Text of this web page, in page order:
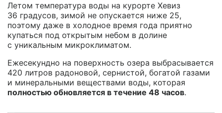
Летом температура воды на курорте Хевиз
36 градусов, зимой не опускается ниже 25,
поэтому даже в холодное время года приятно
купаться под открытым небом в долине
с уникальным микроклиматом.
Ежесекундно на поверхность озера выбрасывается
420 литров радоновой, сернистой, богатой газами
и минеральными веществами воды, которая
полностью обновляется в течение 48 часов.